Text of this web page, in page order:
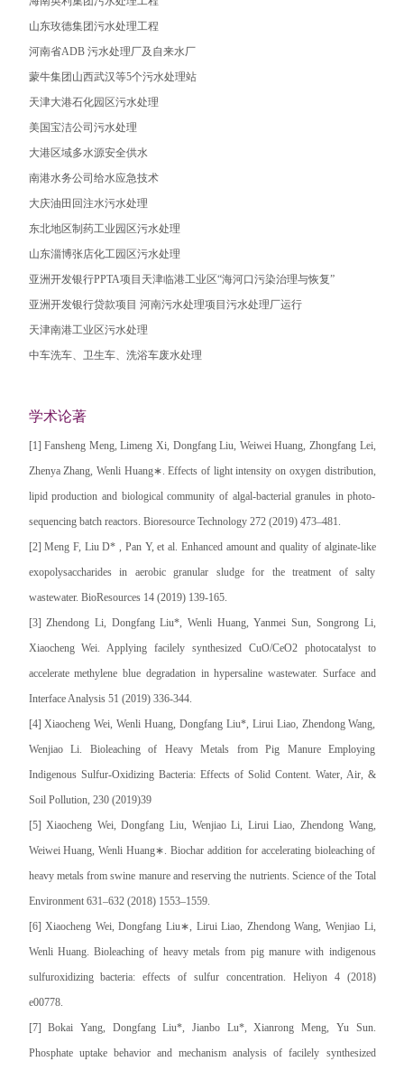
山东玫德集团污水处理工程
河南省ADB 污水处理厂及自来水厂
蒙牛集团山西武汉等5个污水处理站
天津大港石化园区污水处理
美国宝洁公司污水处理
大港区域多水源安全供水
南港水务公司给水应急技术
大庆油田回注水污水处理
东北地区制药工业园区污水处理
山东淄博张店化工园区污水处理
亚洲开发银行PPTA项目天津临港工业区“海河口污染治理与恢复”
亚洲开发银行贷款项目 河南污水处理项目污水处理厂运行
天津南港工业区污水处理
中车洗车、卫生车、洗浴车废水处理
学术论著
[1] Fansheng Meng, Limeng Xi, Dongfang Liu, Weiwei Huang, Zhongfang Lei,
Zhenya Zhang, Wenli Huang∗. Effects of light intensity on oxygen distribution,
lipid production and biological community of algal-bacterial granules in photo-
sequencing batch reactors. Bioresource Technology 272 (2019) 473–481.
[2] Meng F, Liu D* , Pan Y, et al. Enhanced amount and quality of alginate-like
exopolysaccharides in aerobic granular sludge for the treatment of salty
wastewater. BioResources 14 (2019) 139-165.
[3] Zhendong Li, Dongfang Liu*, Wenli Huang, Yanmei Sun, Songrong Li,
Xiaocheng Wei. Applying facilely synthesized CuO/CeO2 photocatalyst to
accelerate methylene blue degradation in hypersaline wastewater. Surface and
Interface Analysis 51 (2019) 336-344.
[4] Xiaocheng Wei, Wenli Huang, Dongfang Liu*, Lirui Liao, Zhendong Wang,
Wenjiao Li. Bioleaching of Heavy Metals from Pig Manure Employing
Indigenous Sulfur-Oxidizing Bacteria: Effects of Solid Content. Water, Air, &
Soil Pollution, 230 (2019)39
[5] Xiaocheng Wei, Dongfang Liu, Wenjiao Li, Lirui Liao, Zhendong Wang,
Weiwei Huang, Wenli Huang∗. Biochar addition for accelerating bioleaching of
heavy metals from swine manure and reserving the nutrients. Science of the Total
Environment 631–632 (2018) 1553–1559.
[6] Xiaocheng Wei, Dongfang Liu∗, Lirui Liao, Zhendong Wang, Wenjiao Li,
Wenli Huang. Bioleaching of heavy metals from pig manure with indigenous
sulfuroxidizing bacteria: effects of sulfur concentration. Heliyon 4 (2018)
e00778.
[7] Bokai Yang, Dongfang Liu*, Jianbo Lu*, Xianrong Meng, Yu Sun.
Phosphate uptake behavior and mechanism analysis of facilely synthesized